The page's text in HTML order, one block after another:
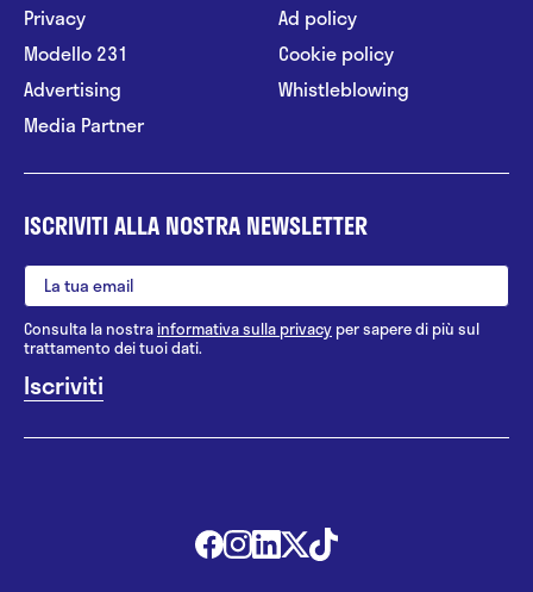
Privacy
Modello 231
Advertising
Media Partner
Ad policy
Cookie policy
Whistleblowing
ISCRIVITI ALLA NOSTRA NEWSLETTER
Consulta la nostrainformativa sulla privacy per sapere di più sul
trattamento dei tuoi dati.